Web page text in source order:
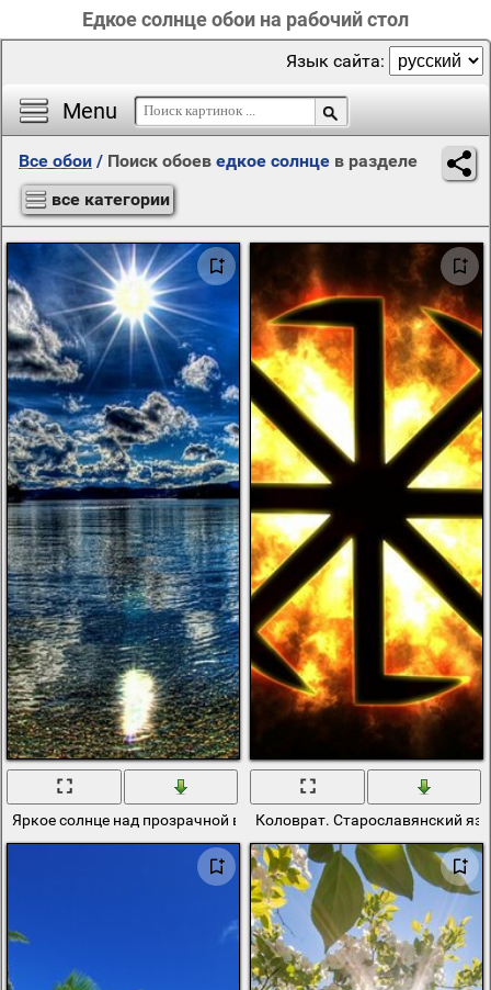
Едкое солнце обои на рабочий стол
Menu
Язык сайта:
Все обои / Поиск обоев едкое солнце в разделе
все категории
Яркое солнце над прозрачной водойКоловрат. Старославянский